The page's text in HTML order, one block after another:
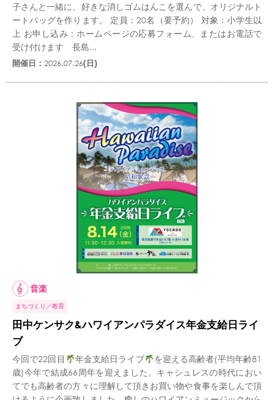
子さんと一緒に、好きな消しゴムはんこを選んで、オリジナルト
ートバッグを作ります。 定員：20名（要予約） 対象：小学生以
上 お申し込み：ホームページの応募フォーム、またはお電話で
受け付けます 長島...
開催日： 2026.07.26(日)
音楽
まちづくり 教育
田中ケンサク&ハワイアンパラダイス年金支給日ライ
ブ
今回で22回目
年金支給日ライブ
を迎える高齢者(平均年齢81
歳)今年で結成66周年を迎えました。キャシュレスの時代におい
てでも高齢者の方々に理解して頂きお買い物や食事を楽しんで頂